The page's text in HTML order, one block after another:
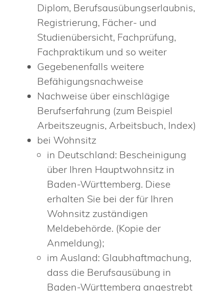
Diplom, Berufsausübungserlaubnis,
Registrierung, Fächer- und
Studienübersicht, Fachprüfung,
Fachpraktikum und so weiter
Gegebenenfalls weitere
Befähigungsnachweise
Nachweise über einschlägige
Berufserfahrung (zum Beispiel
Arbeitszeugnis, Arbeitsbuch, Index)
bei Wohnsitz
in Deutschland: Bescheinigung
über Ihren Hauptwohnsitz in
Baden-Württemberg. Diese
erhalten Sie bei der für Ihren
Wohnsitz zuständigen
Meldebehörde. (Kopie der
Anmeldung);
im Ausland: Glaubhaftmachung,
dass die Berufsausübung in
Baden-Württemberg angestrebt